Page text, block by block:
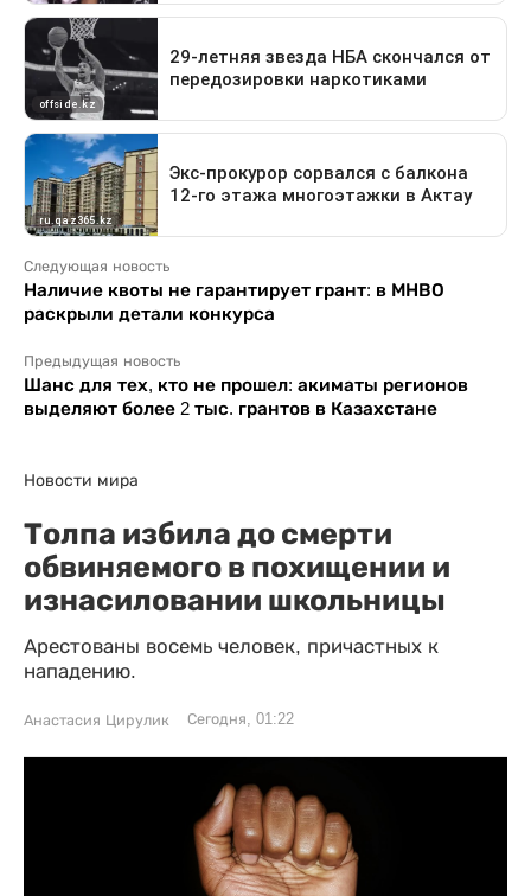
Следующая новость
Наличие квоты не гарантирует грант: в МНВО
раскрыли детали конкурса
Предыдущая новость
Шанс для тех, кто не прошел: акиматы регионов
выделяют более 2 тыс. грантов в Казахстане
Новости мира
Толпа избила до смерти
обвиняемого в похищении и
изнасиловании школьницы
Арестованы восемь человек, причастных к
нападению.
Анастасия Цирулик Сегодня, 01:22